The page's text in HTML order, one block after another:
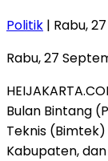
Politik | Rabu,
Rabu, 27
Bulan Bintang
Teknis (Bimtek)
Kabupaten,